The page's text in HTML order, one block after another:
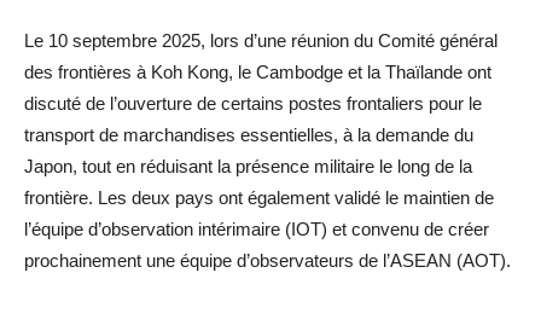
Le 10 septembre 2025, lors d’une réunion du Comité général
des frontières à Koh Kong, le Cambodge et la Thaïlande ont
discuté de l’ouverture de certains postes frontaliers pour le
transport de marchandises essentielles, à la demande du
Japon, tout en réduisant la présence militaire le long de la
frontière. Les deux pays ont également validé le maintien de
l’équipe d’observation intérimaire (IOT) et convenu de créer
prochainement une équipe d’observateurs de l’ASEAN (AOT).